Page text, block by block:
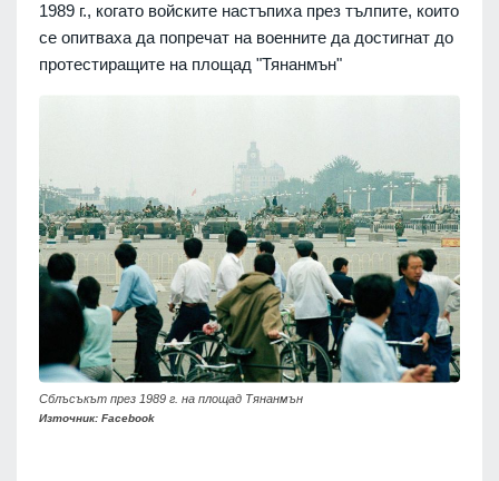
1989 г., когато войските настъпиха през тълпите, които
се опитваха да попречат на военните да достигнат до
протестиращите на площад "Тянанмън"
Сблъсъкът през 1989 г. на площад Тянанмън
Източник: Facebook